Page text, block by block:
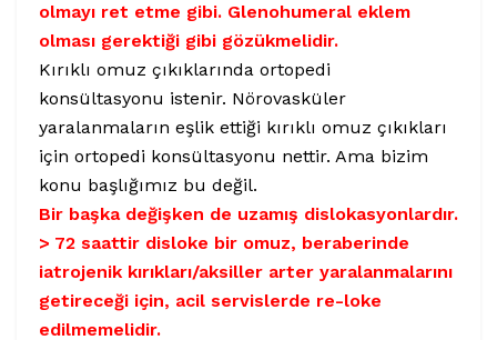
olmayı ret etme gibi. Glenohumeral eklem
olması gerektiği gibi gözükmelidir.
Kırıklı omuz çıkıklarında ortopedi
konsültasyonu istenir. Nörovasküler
yaralanmaların eşlik ettiği kırıklı omuz çıkıkları
için ortopedi konsültasyonu nettir. Ama bizim
konu başlığımız bu değil.
Bir başka değişken de uzamış dislokasyonlardır.
> 72 saattir disloke bir omuz, beraberinde
iatrojenik kırıkları/aksiller arter yaralanmalarını
getireceği için, acil servislerde re-loke
edilmemelidir.